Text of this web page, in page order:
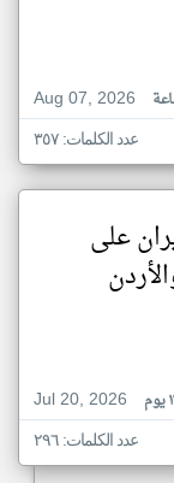
Aug 07, 2026
عدد الكلمات: ٣٥٧
على
Jul 20, 2026
عدد الكلمات: ٢٩٦